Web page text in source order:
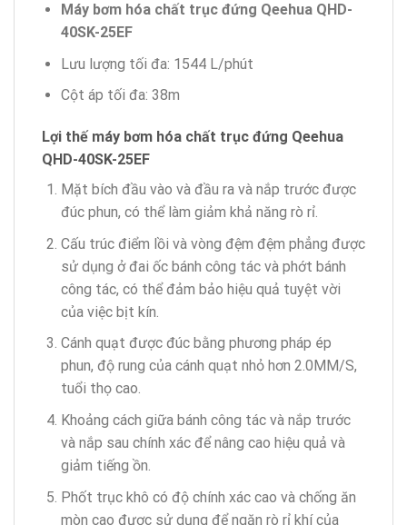
Máy bơm hóa chất trục đứng Qeehua QHD-
40SK-25EF
Lưu lượng tối đa: 1544 L/phút
Cột áp tối đa: 38m
Lợi thế máy bơm hóa chất trục đứng Qeehua
QHD-40SK-25EF
Mặt bích đầu vào và đầu ra và nắp trước được
đúc phun, có thể làm giảm khả năng rò rỉ.
Cấu trúc điểm lồi và vòng đệm đệm phẳng được
sử dụng ở đai ốc bánh công tác và phớt bánh
công tác, có thể đảm bảo hiệu quả tuyệt vời
của việc bịt kín.
Cánh quạt được đúc bằng phương pháp ép
phun, độ rung của cánh quạt nhỏ hơn 2.0MM/S,
tuổi thọ cao.
Khoảng cách giữa bánh công tác và nắp trước
và nắp sau chính xác để nâng cao hiệu quả và
giảm tiếng ồn.
Phốt trục khô có độ chính xác cao và chống ăn
mòn cao được sử dụng để ngăn rò rỉ khí của